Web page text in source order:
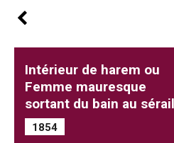
Intérieur de harem ou
Femme mauresque
sortant du bain au sérail
1854